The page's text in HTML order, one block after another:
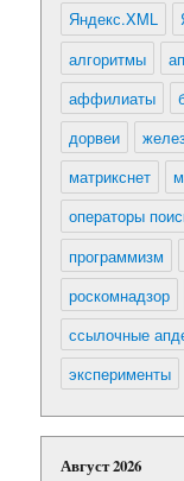
Яндекс.XML
алгоритмы
аффилиаты
дорвеи
матрикснет
операторы
программизм
роскомнадзор
ссылочные
эксперименты
Август 2026